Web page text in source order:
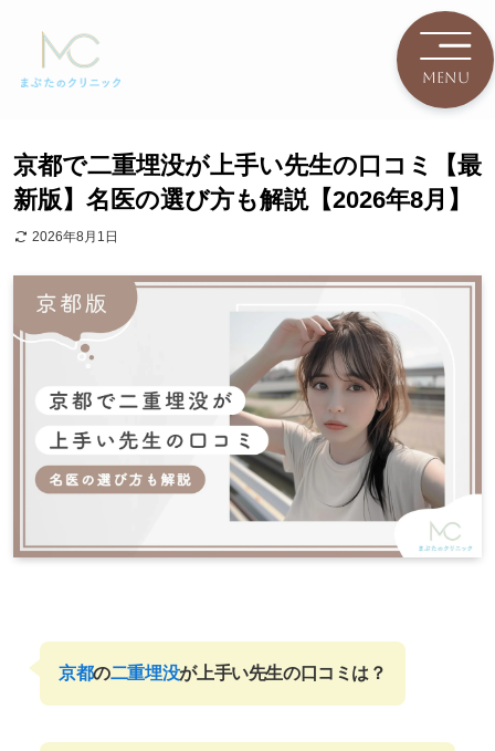
京都で二重埋没が上手い先生の口コミ【最
新版】名医の選び方も解説【2026年8月】
2026年8月1日
京都の二重埋没が上手い先生の口コミは？